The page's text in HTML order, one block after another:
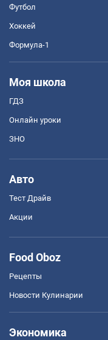
Футбол
Хоккей
Формула-1
Моя школа
ГДЗ
Онлайн уроки
ЗНО
Авто
Тест Драйв
Акции
Food Oboz
Рецепты
Новости Кулинарии
Экономика